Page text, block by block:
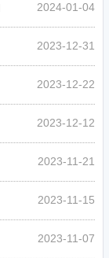
2024-01-04
2023-12-31
2023-12-22
2023-12-12
2023-11-21
2023-11-15
2023-11-07